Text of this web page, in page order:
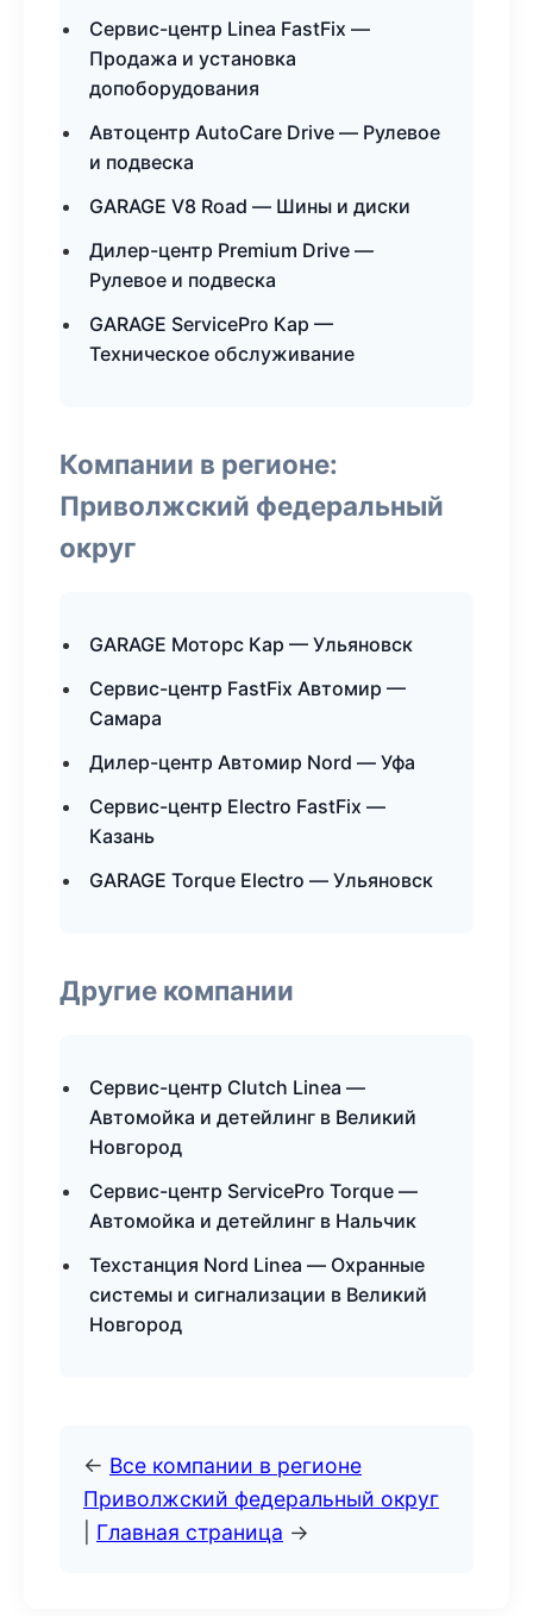
Сервис-центр Linea FastFix —
Продажа и установка
допоборудования
Автоцентр AutoCare Drive — Рулевое
и подвеска
GARAGE V8 Road — Шины и диски
Дилер-центр Premium Drive —
Рулевое и подвеска
GARAGE ServicePro Кар —
Техническое обслуживание
Компании в регионе:
Приволжский федеральный
округ
GARAGE Моторс Кар — Ульяновск
Сервис-центр FastFix Автомир —
Самара
Дилер-центр Автомир Nord — Уфа
Сервис-центр Electro FastFix —
Казань
GARAGE Torque Electro — Ульяновск
Другие компании
Сервис-центр Clutch Linea —
Автомойка и детейлинг в Великий
Новгород
Сервис-центр ServicePro Torque —
Автомойка и детейлинг в Нальчик
Техстанция Nord Linea — Охранные
системы и сигнализации в Великий
Новгород
← Все компании в регионе
Приволжский федеральный округ
Главная страница →